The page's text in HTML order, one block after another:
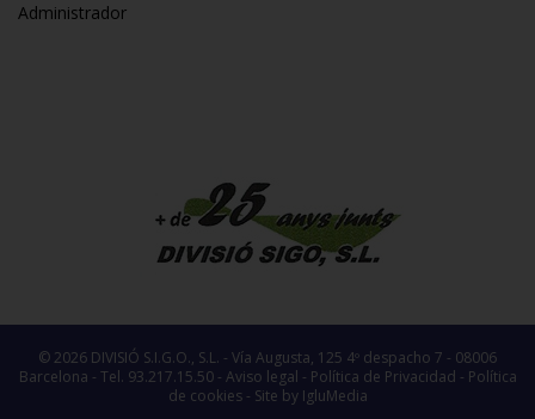
Administrador
© 2026 DIVISIÓ S.I.G.O., S.L. - Vía Augusta, 125 4º despacho 7 - 08006
Barcelona - Tel. 93.217.15.50 - Aviso legal - Política de Privacidad - Política
de cookies- Site by IgluMedia